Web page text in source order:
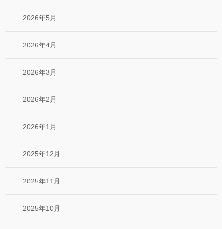
2026年5月
2026年4月
2026年3月
2026年2月
2026年1月
2025年12月
2025年11月
2025年10月